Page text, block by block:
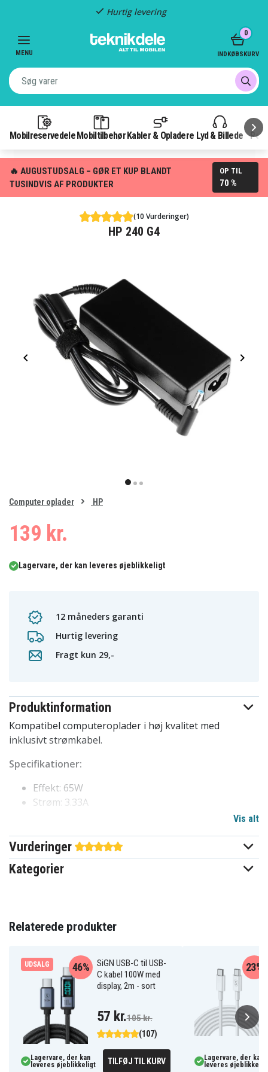
Hurtig levering
MENU
Mobilreservedele Mobiltilbehør Kabler & Opladere Lyd & Billede
0
INDKØBSKURV
🔥 AUGUSTUDSALG – GØR ET KUP BLANDT
TUSINDVIS AF PRODUKTER
OP TIL
70 %
(10 Vurderinger)
HP 240 G4
item
of
Computer oplader HP
139 kr.
Lagervare, der kan leveres øjeblikkeligt
12 måneders garanti
Hurtig levering
Fragt kun 29,-
Produktinformation
Kompatibel computeroplader i høj kvalitet med
inklusivt strømkabel.
Specifikationer:
Effekt: 65W
Strøm: 3.33A
Kabellængde: 2m
Farve: Sort
HP Pavilion 15Z
HP Pavilion 17
HP 15T
HP 250 G3
HP 255 G3
HP Compaq 15
HP Pavilion 15
HP Pavilion 15T
HP ProBook 650
HP EliteBook Folio
Vis alt
Vurderinger
Kategorier
Relaterede produkter
UDSALG
SiGN USB-C til USB-
C kabel 100W med
display, 2m - sort
(107)
46%
57 kr.105 kr.
Lagervare, der kan
leveres øjeblikkeligt
TILFØJ TIL KURV
23%
Lagervare, der kan
leveres